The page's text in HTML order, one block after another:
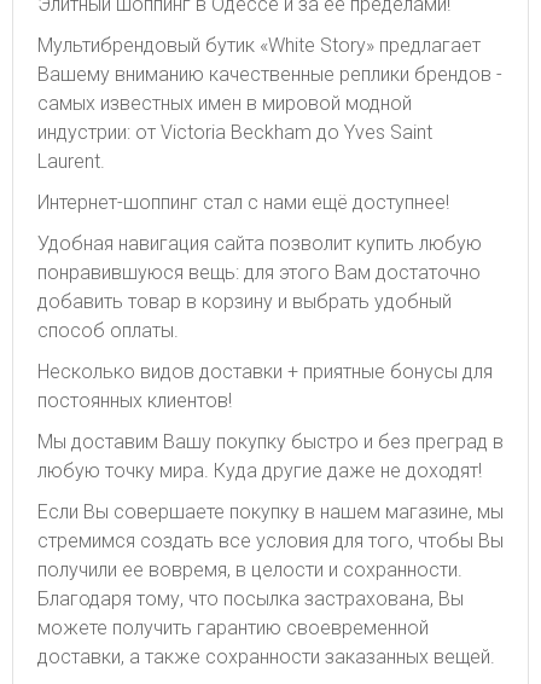
Мультибрендовый бутик «White Story» предлагает
Вашему вниманию качественные реплики брендов -
самых известных имен в мировой модной
индустрии: от Victoria Beckham до Yves Saint
Laurent.
Интернет-шоппинг стал с нами ещё доступнее!
Удобная навигация сайта позволит купить любую
понравившуюся вещь: для этого Вам достаточно
добавить товар в корзину и выбрать удобный
способ оплаты.
Несколько видов доставки + приятные бонусы для
постоянных клиентов!
Мы доставим Вашу покупку быстро и без преград в
любую точку мира. Куда другие даже не доходят!
Если Вы совершаете покупку в нашем магазине, мы
стремимся создать все условия для того, чтобы Вы
получили ее вовремя, в целости и сохранности.
Благодаря тому, что посылка застрахована, Вы
можете получить гарантию своевременной
доставки, а также сохранности заказанных вещей.